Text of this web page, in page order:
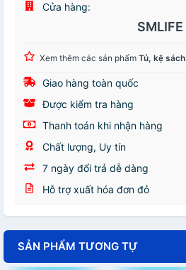
Cửa hàng:
SMLIFE
Xem thêm các sản phẩm Tủ, kệ sách
Giao hàng toàn quốc
Được kiểm tra hàng
Thanh toán khi nhận hàng
Chất lượng, Uy tín
7 ngày đổi trả dễ dàng
Hỗ trợ xuất hóa đơn đỏ
SẢN PHẨM TƯƠNG TỰ